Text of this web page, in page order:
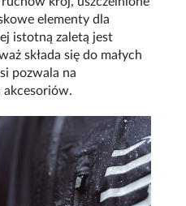
elementy dla
istotną zaletą jest
składa się do małych
pozwala na
akcesoriów.